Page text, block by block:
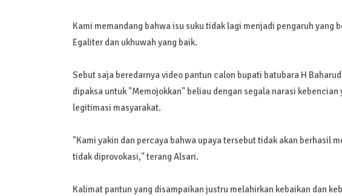
Kami memandang bahwa isu suku tidak lagi menjadi pengaruh yang
Egaliter dan ukhuwah yang baik.
Sebut saja beredarnya video pantun calon bupati batubara H
dipaksa untuk "Memojokkan" beliau dengan segala narasi
legitimasi masyarakat.
"Kami yakin dan percaya bahwa upaya tersebut tidak akan berhasil
tidak diprovokasi," terang Alsari.
Kalimat pantun yang disampaikan justru melahirkan kebaikan dan